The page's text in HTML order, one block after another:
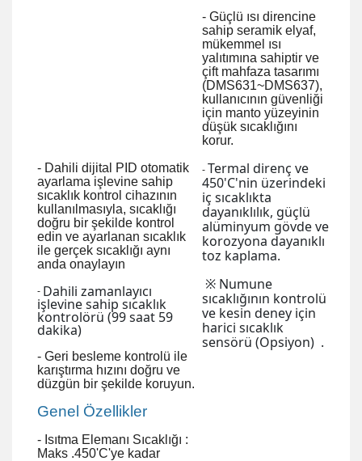
- Güçlü ısı direncine
sahip seramik elyaf,
mükemmel ısı
yalıtımına sahiptir ve
çift mahfaza tasarımı
(DMS631~DMS637),
kullanıcının güvenliği
için manto yüzeyinin
düşük sıcaklığını
korur.
- Dahili dijital PID otomatik
ayarlama işlevine sahip
sıcaklık kontrol cihazının
kullanılmasıyla, sıcaklığı
doğru bir şekilde kontrol
edin ve ayarlanan sıcaklık
ile gerçek sıcaklığı aynı
anda onaylayın
- Dahili zamanlayıcı
işlevine sahip sıcaklık
kontrolörü (99 saat 59
dakika)
- Termal direnç ve
450'C'nin üzerindeki
iç sıcaklıkta
dayanıklılık, güçlü
alüminyum gövdeve
korozyona dayanıklı
toz kaplama.
※ Numune
sıcaklığının kontrolü
ve kesin deney için
harici sıcaklık
sensörü (Opsiyon) .
- Geri besleme kontrolü ile
karıştırma hızını doğru ve
düzgün bir şekilde koruyun.
Genel Özellikler
- Isıtma Elemanı Sıcaklığı :
Maks .450'C'ye kadar